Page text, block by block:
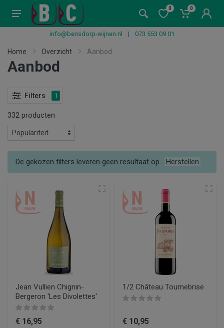
0 0
info@bensdorp-wijnen.nl | 073 553 09 01
Home Overzicht Aanbod
Aanbod
Filters 1
332 producten
De gekozen filters leveren geen resultaat op.. Herstellen
Jean Vullien Chignin-
Bergeron 'Les Divolettes'
€ 16,95
1/2 Château Tournebrise
€ 10,95